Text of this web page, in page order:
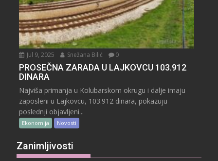
Jul 9, 2025 Snežana Bilić 0
PROSEČNA ZARADA U LAJKOVCU 103.912
DINARA
Najviša primanja u Kolubarskom okrugu i dalje imaju
zaposleni u Lajkovcu, 103.912 dinara, pokazuju
poslednji objavljeni...
Ekonomija Novosti
Zanimljivosti